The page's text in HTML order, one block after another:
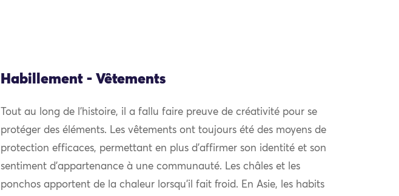
Habillement - Vêtements
Tout au long de l’histoire, il a fallu faire preuve de créativité pour se
protéger des éléments. Les vêtements ont toujours été des moyens de
protection efficaces, permettant en plus d’affirmer son identité et son
sentiment d’appartenance à une communauté. Les châles et les
ponchos apportent de la chaleur lorsqu’il fait froid. En Asie, les habits